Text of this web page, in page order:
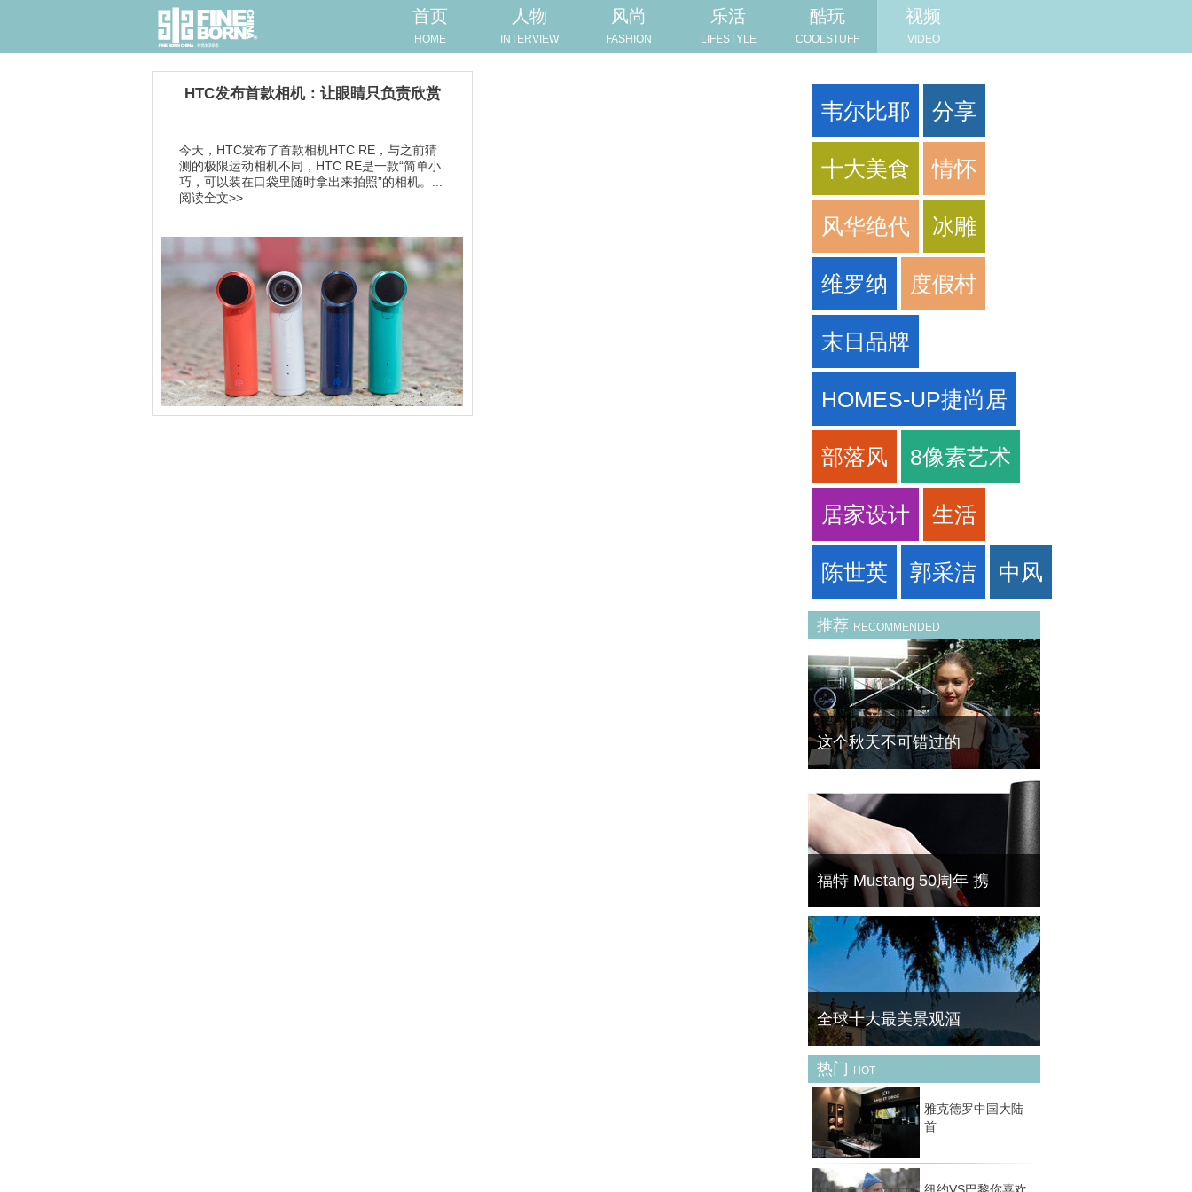
首页
HOME
人物
INTERVIEW
风尚
FASHION
乐活
LIFESTYLE
酷玩
COOLSTUFF
视频
VIDEO
HTC发布首款相机：让眼睛只负责欣赏
今天，HTC发布了首款相机HTC RE，与之前猜
测的极限运动相机不同，HTC RE是一款“简单小
巧，可以装在口袋里随时拿出来拍照”的相机。...
阅读全文>>
韦尔比耶 分享
十大美食 情怀
风华绝代 冰雕
维罗纳 度假村
末日品牌
HOMES-UP捷尚居
部落风 8像素艺术
居家设计 生活
陈世英 郭采洁 中风
推荐 RECOMMENDED
这个秋天不可错过的
天气逐渐转凉，我们开始关注秋天的最新趋势
是什么，当你还在疑问和迷茫的时候，早就有
时尚达人们为我们演绎这个秋天最 IN 的时尚
潮流。来，一起来分享她们最新的秋季新衣
吧。这
福特 Mustang 50周年 携
菁华（FineBornChina）今天为大家带来的这
一款产品可以说是最奇葩的跨界产物。跑车品
牌与美甲品牌的碰撞能产生怎么样的灵感呢？
一起去先睹为快。
全球十大最美景观酒
旅行时，一间完美的酒店不仅让你身心彻底放
松，还将带给你美妙无比的观景享受。一起来
欣赏下全球最美的十大景观酒店吧！ No.1迪
拜JW万豪侯爵酒店（迪拜，阿拉伯联合酋长
国） 毫
热门 HOT
雅克德罗中国大陆
首